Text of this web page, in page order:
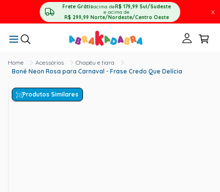
Frete Grátisacima deR$ 179,99 Sul/Sudeste
e acima de
R$ 299,99 Norte/Nordeste/Centro Oeste
X
Acessórios
Chapéu e tiara
Boné Neon Rosa para Carnaval - Frase Credo Que Delícia
Produtos Similares